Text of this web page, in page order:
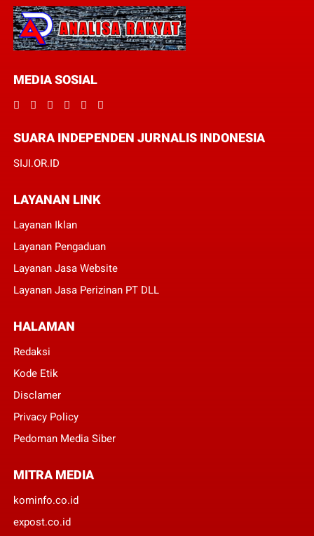
MEDIA SOSIAL
SUARA INDEPENDEN JURNALIS INDONESIA
SIJI.OR.ID
LAYANAN LINK
Layanan Iklan
Layanan Pengaduan
Layanan Jasa Website
Layanan Jasa Perizinan PT DLL
HALAMAN
Redaksi
Kode Etik
Disclamer
Privacy Policy
Pedoman Media Siber
MITRA MEDIA
kominfo.co.id
expost.co.id